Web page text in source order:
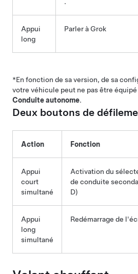
Appui
long
Parler à Grok
*En fonction de sa version, de sa
votre véhicule peut ne pas être
Conduite autonome.
Deux boutons de
Action Fonction
Appui
court
simultané
Activation du
de conduite
D)
Appui
long
simultané
Redémarrage de